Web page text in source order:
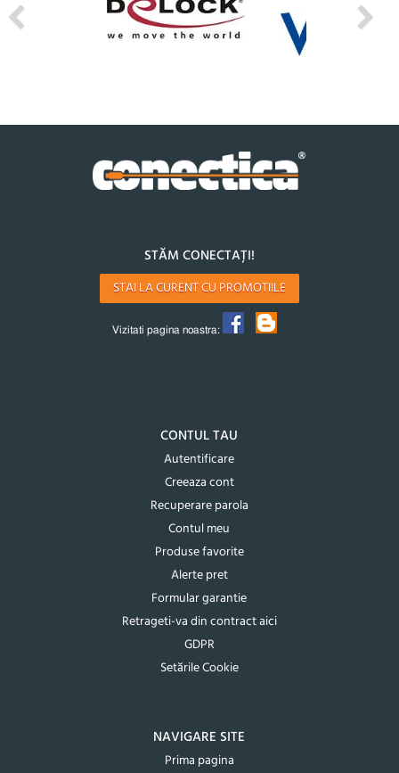
STĂM CONECTAȚI!
STAI LA CURENT CU PROMOTIILE
Vizitati pagina noastra:
CONTUL TAU
Autentificare
Creeaza cont
Recuperare parola
Contul meu
Produse favorite
Alerte pret
Formular garantie
Retrageti-va din contract aici
GDPR
Setările Cookie
NAVIGARE SITE
Prima pagina